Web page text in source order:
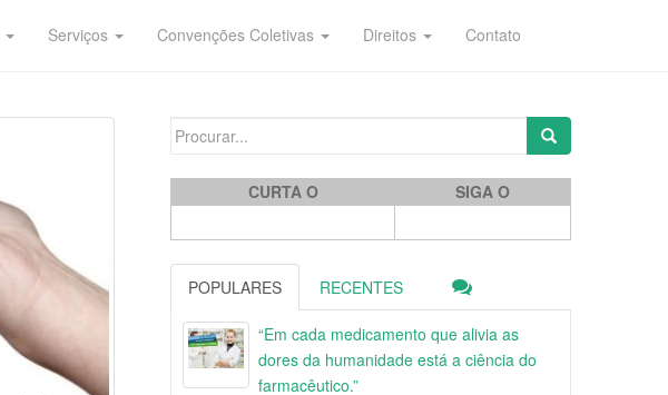
Serviços Convenções Coletivas Direitos Contato
Search for:
CURTA O SIGA O
POPULARES RECENTES
“Em cada medicamento que alivia as
dores da humanidade está a ciência do
farmacêutico.”